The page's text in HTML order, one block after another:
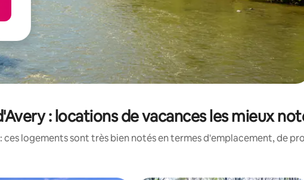
: locations de vacances les mieux
ces logements sont très bien notés en termes d'emplacement, de